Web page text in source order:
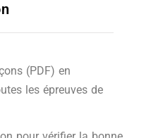
(PDF) en
les épreuves de